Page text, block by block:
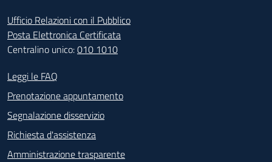
Ufficio Relazioni con il Pubblico
Posta Elettronica Certificata
Centralino unico:010 1010
Footer - Contatti
Leggi le FAQ
Prenotazione appuntamento
Segnalazione disservizio
Richiesta d'assistenza
Amministrazione trasparente